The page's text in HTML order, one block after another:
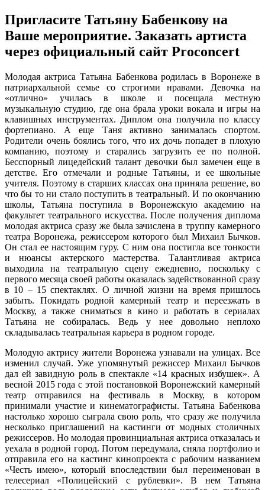
Пригласите Татьяну Бабенкову на
Ваше мероприятие. Заказать артиста
через официальный сайт Proconcert
Молодая актриса Татьяна Бабенкова родилась в Воронеже в
патриархальной семье со строгими нравами. Девочка на
«отлично» училась в школе и посещала местную
музыкальную студию, где она брала уроки вокала и игры на
клавишных инструментах. Диплом она получила по классу
фортепиано. А еще Таня активно занималась спортом.
Родители очень боялись того, что их дочь попадет в плохую
компанию, поэтому и старались загрузить ее по полной.
Бесспорный лицедейский талант девочки был замечен еще в
детстве. Его отмечали и родные Татьяны, и ее школьные
учителя. Поэтому в старших классах она приняла решение, во
что бы то ни стало поступить в театральный. И по окончанию
школы, Татьяна поступила в Воронежскую академию на
факультет театрального искусства. После получения диплома
молодая актриса сразу же была зачислена в труппу камерного
театра Воронежа, режиссером которого был Михаил Бычков.
Он стал ее настоящим гуру. С ним она постигла все тонкости
и нюансы актерского мастерства. Талантливая актриса
выходила на театральную сцену ежедневно, поскольку с
первого месяца своей работы оказалась задействованной сразу
в 10 – 15 спектаклях. О личной жизни на время пришлось
забыть. Покидать родной камерный театр и переезжать в
Москву, а также сниматься в кино и работать в сериалах
Татьяна не собиралась. Ведь у нее довольно неплохо
складывалась театральная карьера в родном городе.
Молодую актрису жители Воронежа узнавали на улицах. Все
изменил случай. Уже упомянутый режиссер Михаил Бычков
дал ей завидную роль в спектакле «14 красных избушек». А
весной 2015 года с этой постановкой Воронежский камерный
театр отправился на фестиваль в Москву, в котором
принимали участие и кинематографисты. Татьяна Бабенкова
настолько хорошо сыграла свою роль, что сразу же получила
несколько приглашений на кастинги от модных столичных
режиссеров. Но молодая провинциальная актриса отказалась и
уехала в родной город. Потом передумала, сняла портфолио и
отправила его на кастинг кинопроекта с рабочим названием
«Честь имею», который впоследствии был переименован в
телесериал «Полицейский с рублевки». В нем Татьяна